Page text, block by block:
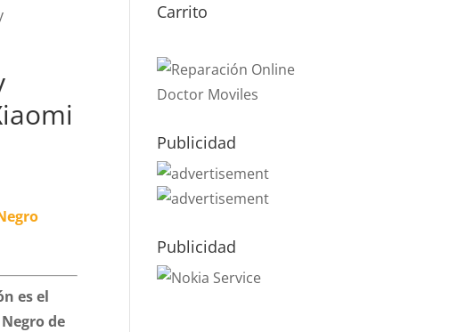
es el
de
Carrito
Publicidad
Publicidad